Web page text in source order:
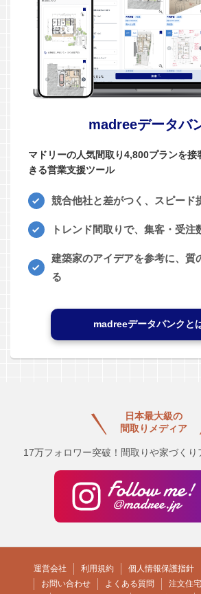
madreeデータバ
マドリーの人気間取り4,800プランを接
きる営業支援ツール
競合他社と差がつく、スピード
トレンド間取りで、集客・受注
建築家のアイデアを参考に、質
る
madreeデータバンクと
日本最大級の
間取りメディア
17万フォロワー突破！間取りや家づくり
運営会社 利用規約 個人情報保護指針
お問い合わせ
よくある質問
注文住